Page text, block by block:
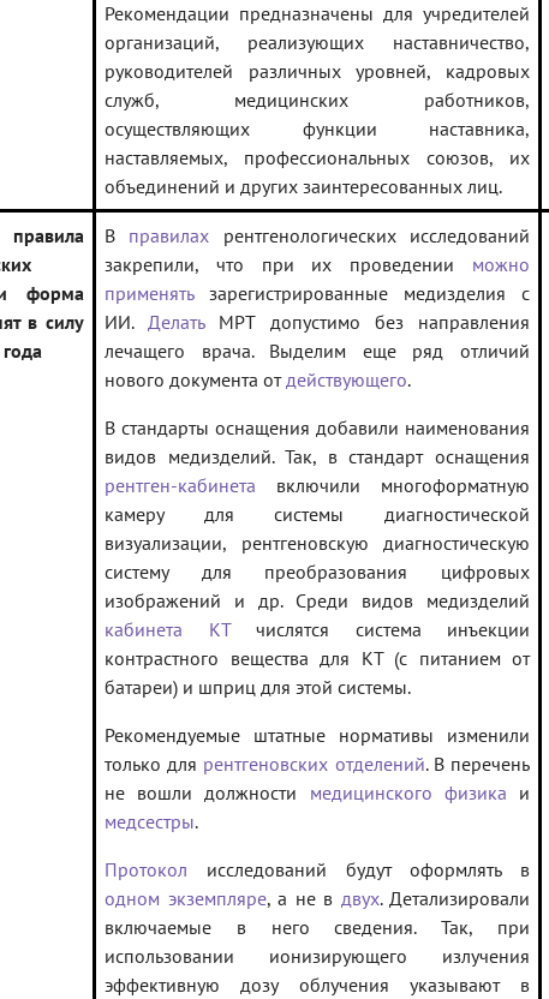
Рекомендации предназначены для учредителей
организаций, реализующих наставничество,
руководителей различных уровней, кадровых
служб, медицинских работников,
осуществляющих функции наставника,
наставляемых, профессиональных союзов, их
объединений и других заинтересованных лиц.
и форма
в силу
В правилах рентгенологических исследований
закрепили, что при их проведении можно
применятьзарегистрированные медизделия с
ИИ.ДелатьМРТ допустимо без направления
лечащего врача. Выделим еще ряд отличий
нового документа отдействующего.
В стандарты оснащения добавили наименования
видов медизделий. Так, в стандарт оснащения
рентген-кабинета включили многоформатную
камеру для системы диагностической
визуализации, рентгеновскую диагностическую
систему для преобразования цифровых
изображений и др. Среди видов медизделий
кабинета КТчислятся система инъекции
контрастного вещества для КТ (с питанием от
батареи) и шприц для этой системы.
Рекомендуемые штатные нормативы изменили
только для рентгеновских отделений. В перечень
не вошли должности медицинского физика и
медсестры.
Протокол исследований будут оформлять в
одном экземпляре, а не в двух. Детализировали
включаемые в него сведения. Так, при
использовании ионизирующего излучения
эффективную дозу облучения указывают в